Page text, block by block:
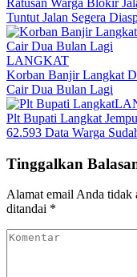
Tuntut Jalan Segera
LANGKAT
Korban Banjir Langkat
Cair Dua Bulan Lagi
Plt Bupati Langkat
62.593 Data Warga
Tinggalkan
Alamat email Anda tidak
ditandai *